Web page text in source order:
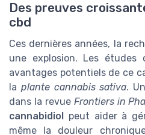
Des preuves
cbd
Ces dernières années, la
une explosion. Les études
avantages potentiels de ce
la plante cannabis sativa.
dans la revue Frontiers in
cannabidiol
peut aider à
même la douleur